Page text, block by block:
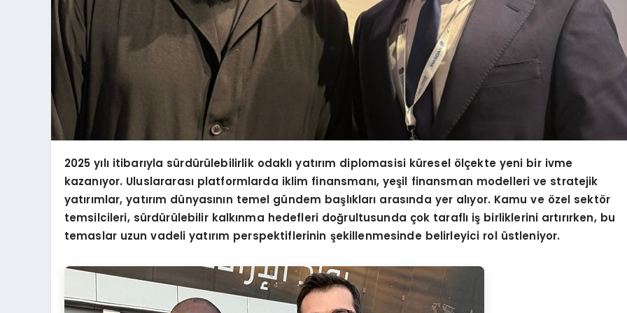
2025 yılı itibarıyla sürdürülebilirlik odaklı yatırım diplomasisi küresel ölçekte yeni bir ivme
kazanıyor. Uluslararası platformlarda iklim finansmanı, yeşil finansman modelleri ve stratejik
yatırımlar, yatırım dünyasının temel gündem başlıkları arasında yer alıyor. Kamu ve özel sektör
temsilcileri, sürdürülebilir kalkınma hedefleri doğrultusunda çok taraflı iş birliklerini artırırken, bu
temaslar uzun vadeli yatırım perspektiflerinin şekillenmesinde belirleyici rol üstleniyor.